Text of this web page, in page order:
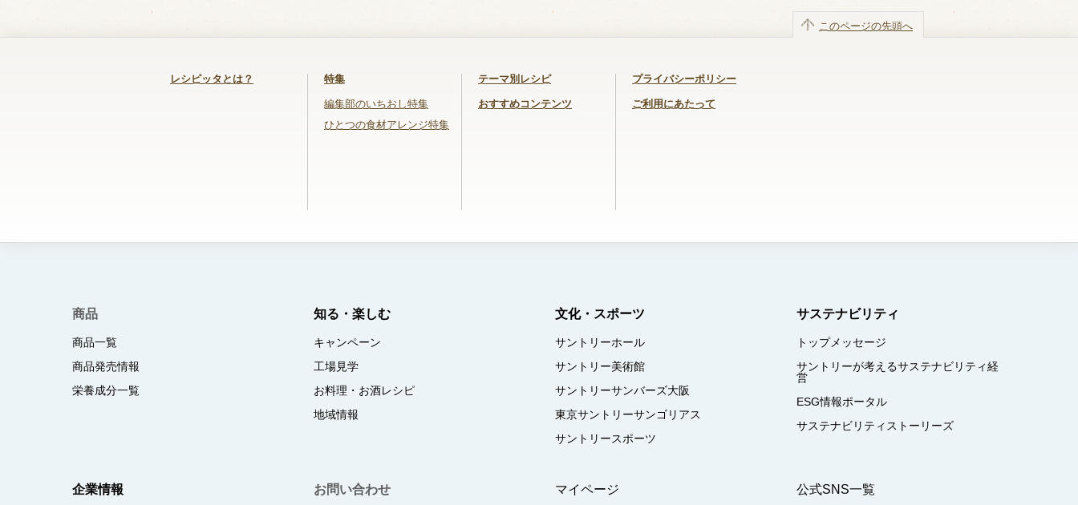
レシピッタとは？ 特集
編集部のいちおし特集
ひとつの食材アレンジ特集
テーマ別レシピ
おすすめコンテンツ
プライバシーポリシー
ご利用にあたって
このページの先頭へ
商品
商品一覧
商品発売情報
栄養成分一覧
知る・楽しむ
キャンペーン
工場見学
お料理・お酒レシピ
地域情報
文化・スポーツ
サントリーホール
サントリー美術館
サントリーサンバーズ大阪
東京サントリーサンゴリアス
サントリースポーツ
サステナビリティ
トップメッセージ
サントリーが考えるサステナビリティ経
営
ESG情報ポータル
サステナビリティストーリーズ
企業情報 お問い合わせ マイページ 公式SNS一覧